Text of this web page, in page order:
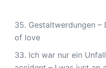
35. Gestaltwerdungen –
of love
33. Ich war nur ein Unfall